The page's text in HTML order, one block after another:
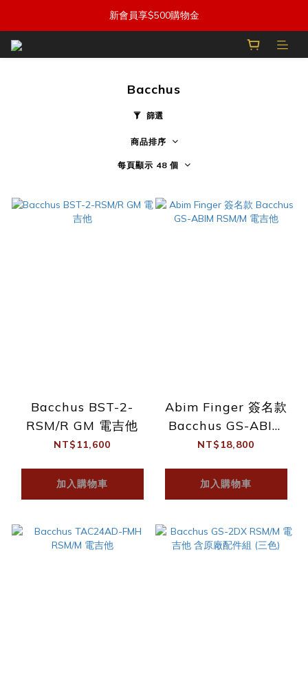
新會員享$500購物金
Bacchus
篩選
商品排序
每頁顯示 48 個
Bacchus BST-2-
RSM/R GM 電吉他
NT$11,600
加入購物車
Abim Finger 簽名款
Bacchus GS-ABIM
RSM/M 電吉他
NT$18,800
加入購物車